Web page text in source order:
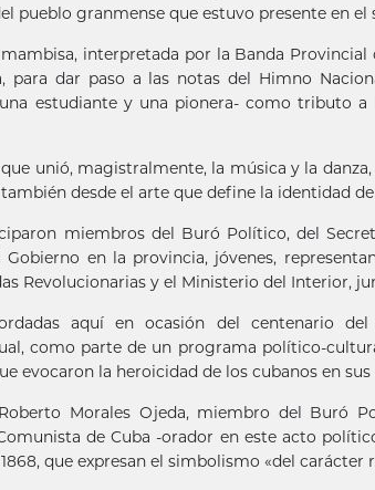
pueblo granmense que estuvo presente en el
interpretada por la Banda
para dar paso a las notas del Himno
estudiante y una pionera- como tributo
unió, magistralmente, la música y la
desde el arte que define la identidad
miembros del Buró Político, del
en la provincia, jóvenes,
Revolucionarias y el Ministerio del Interior,
aquí en ocasión del centenario
como parte de un programa político-
evocaron la heroicidad de los cubanos en
Morales Ojeda, miembro del Buró
de Cuba -orador en este acto
que expresan el simbolismo «del carácter